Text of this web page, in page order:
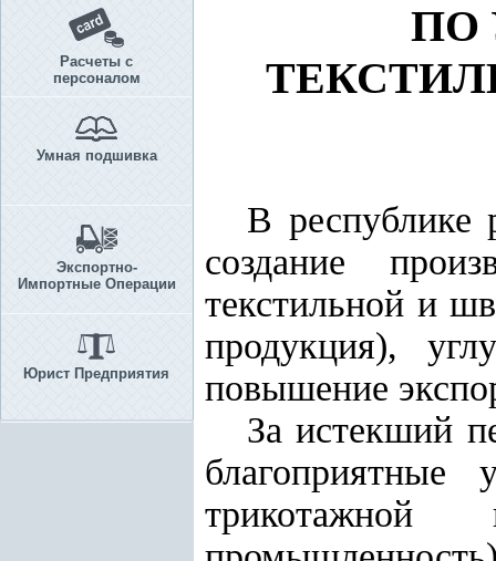
Расчеты с
персоналом
Умная подшивка
Экспортно-
Импортные Операции
Юрист Предприятия
ПО
В республике
создание
текстильной и
продукция),
повышение
За истекший